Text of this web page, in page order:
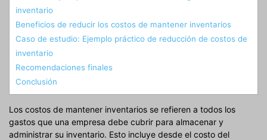
inventario
Beneficios de reducir los costos de mantener inventarios
Caso de estudio: Ejemplo práctico de reducción de costos de
inventario
Recomendaciones finales
Conclusión
Los costos de mantener inventarios se refieren a todos los
gastos que una empresa debe cubrir para almacenar y
administrar su inventario. Esto incluye desde el costo del